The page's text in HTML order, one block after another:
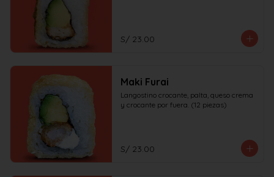
S/ 23.00
Maki Furai
Langostino crocante, palta, queso crema
y crocante por fuera. (12 piezas)
S/ 23.00